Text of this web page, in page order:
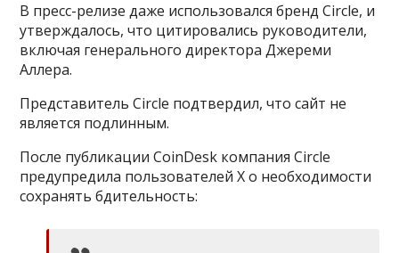
В пресс-релизе даже использовался бренд Circle, и
утверждалось, что цитировались руководители,
включая генерального директора Джереми
Аллера.
Представитель Circle подтвердил, что сайт не
является подлинным.
После публикации CoinDesk компания Circle
предупредила пользователей X о необходимости
сохранять бдительность: